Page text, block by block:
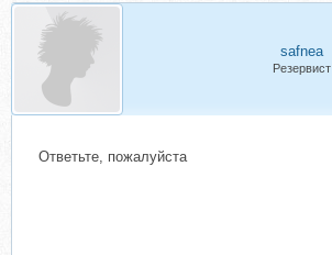
safnea
Резервист
Ответьте, пожалуйста